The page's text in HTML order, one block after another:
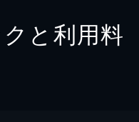
と利用料